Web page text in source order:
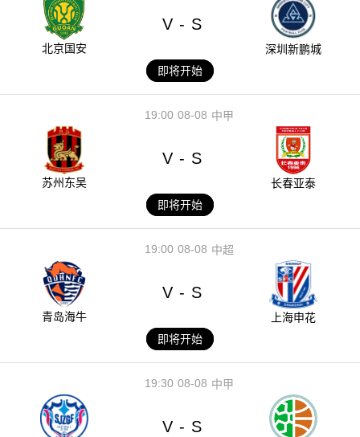
北京国安
V - S
深圳新鹏城
即将开始
08-08
19:00 中甲
苏州东吴
V - S
长春亚泰
即将开始
08-08
19:00 中超
青岛海牛
V - S
上海申花
即将开始
08-08
19:30 中甲
V - S